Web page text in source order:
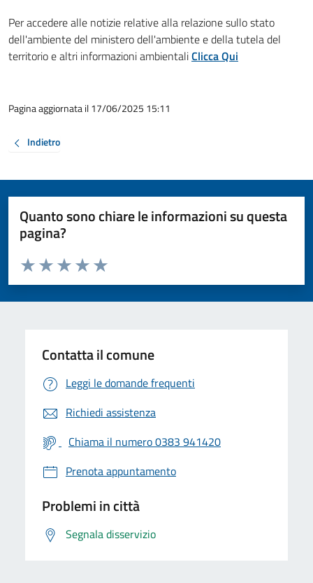
Per accedere alle notizie relative alla relazione sullo stato
dell'ambiente del ministero dell'ambiente e della tutela del
territorio e altri informazioni ambientaliClicca Qui
Pagina aggiornata il 17/06/2025 15:11
Indietro
Quanto sono chiare le informazioni su questa
pagina?
Valuta da 1 a 5 stelle la pagina
Valuta 5 stelle su 5
Valuta 4 stelle su 5
Valuta 3 stelle su 5
Valuta 2 stelle su 5
Valuta 1 stelle su 5
Contatta il comune
Leggi le domande frequenti
Richiedi assistenza
Chiama il numero 0383 941420
Prenota appuntamento
Problemi in città
Segnala disservizio